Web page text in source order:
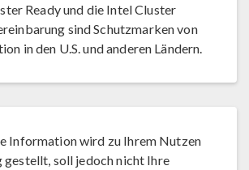
Ready und die Intel Cluster
sind Schutzmarken von
in den U.S. und anderen Ländern.
Information wird zu Ihrem Nutzen
gestellt, soll jedoch nicht Ihre